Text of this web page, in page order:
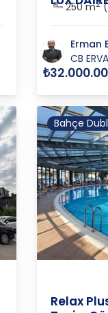
250 m2
Erman
CB ERVA
Bahçe
Relax